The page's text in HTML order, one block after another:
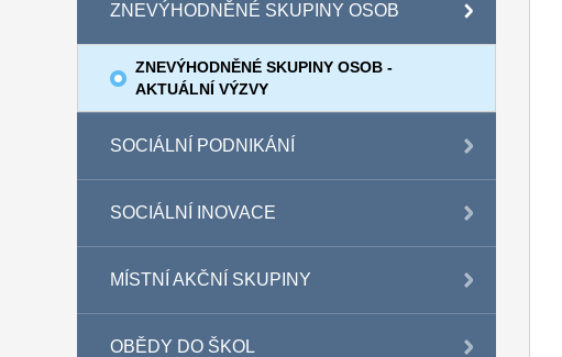
ZNEVÝHODNĚNÉ SKUPINY OSOB
ZNEVÝHODNĚNÉ SKUPINY OSOB -
AKTUÁLNÍ VÝZVY
SOCIÁLNÍ PODNIKÁNÍ
SOCIÁLNÍ INOVACE
MÍSTNÍ AKČNÍ SKUPINY
OBĚDY DO ŠKOL